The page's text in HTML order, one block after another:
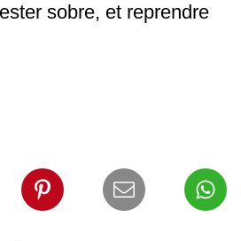
sobre, et reprendre